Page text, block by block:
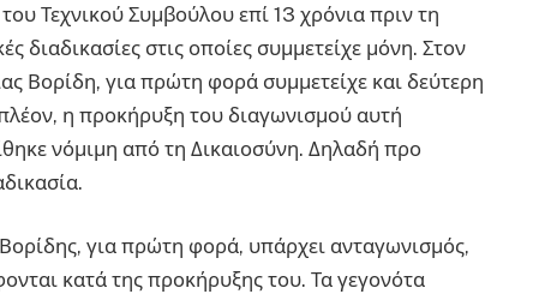
Τεχνικού Συμβούλου επί 13 χρόνια πριν τη
διαδικασίες στις οποίες συμμετείχε μόνη. Στον
Βορίδη, για πρώτη φορά συμμετείχε και δεύτερη
η προκήρυξη του διαγωνισμού αυτή
νόμιμη από τη Δικαιοσύνη. Δηλαδή προ
για πρώτη φορά, υπάρχει ανταγωνισμός,
κατά της προκήρυξης του. Τα γεγονότα